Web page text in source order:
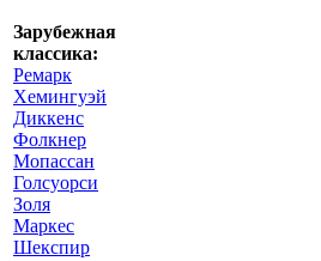
Зарубежная
классика:
Ремарк
Хемингуэй
Диккенс
Фолкнер
Мопассан
Голсуорси
Золя
Маркес
Шекспир